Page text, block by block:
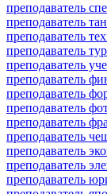
преподаватель
преподаватель
преподаватель
преподаватель
преподаватель
преподаватель
преподаватель
преподаватель
преподаватель
преподаватель
преподаватель
преподаватель
преподаватель